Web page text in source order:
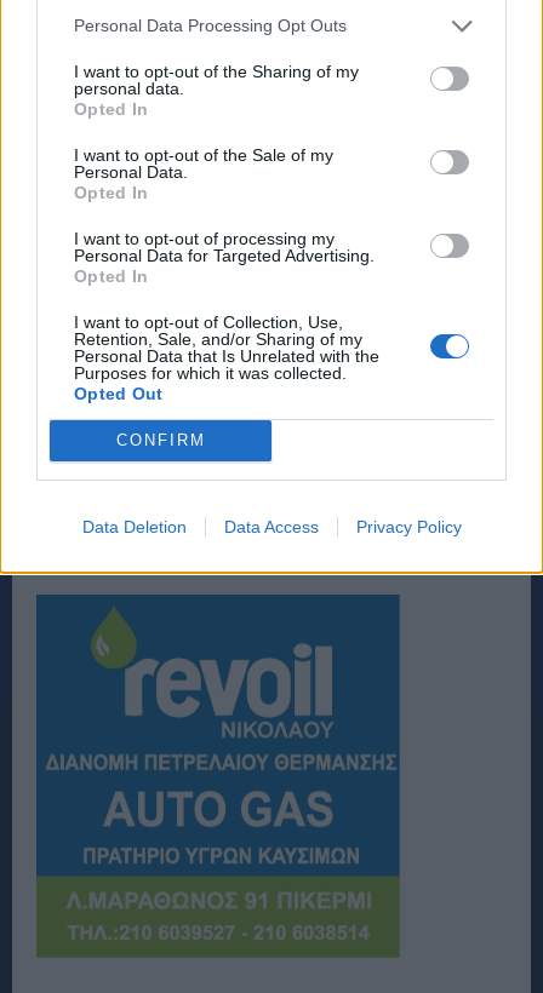
Personal Data Processing Opt Outs
I want to opt-out of the Sharing of my
personal data.
Opted In
I want to opt-out of the Sale of my
Personal Data.
Opted In
I want to opt-out of processing my
Personal Data for Targeted Advertising.
Opted In
I want to opt-out of Collection, Use,
Retention, Sale, and/or Sharing of my
Personal Data that Is Unrelated with the
Purposes for which it was collected.
Opted Out
CONFIRM
Data Deletion Data Access Privacy Policy